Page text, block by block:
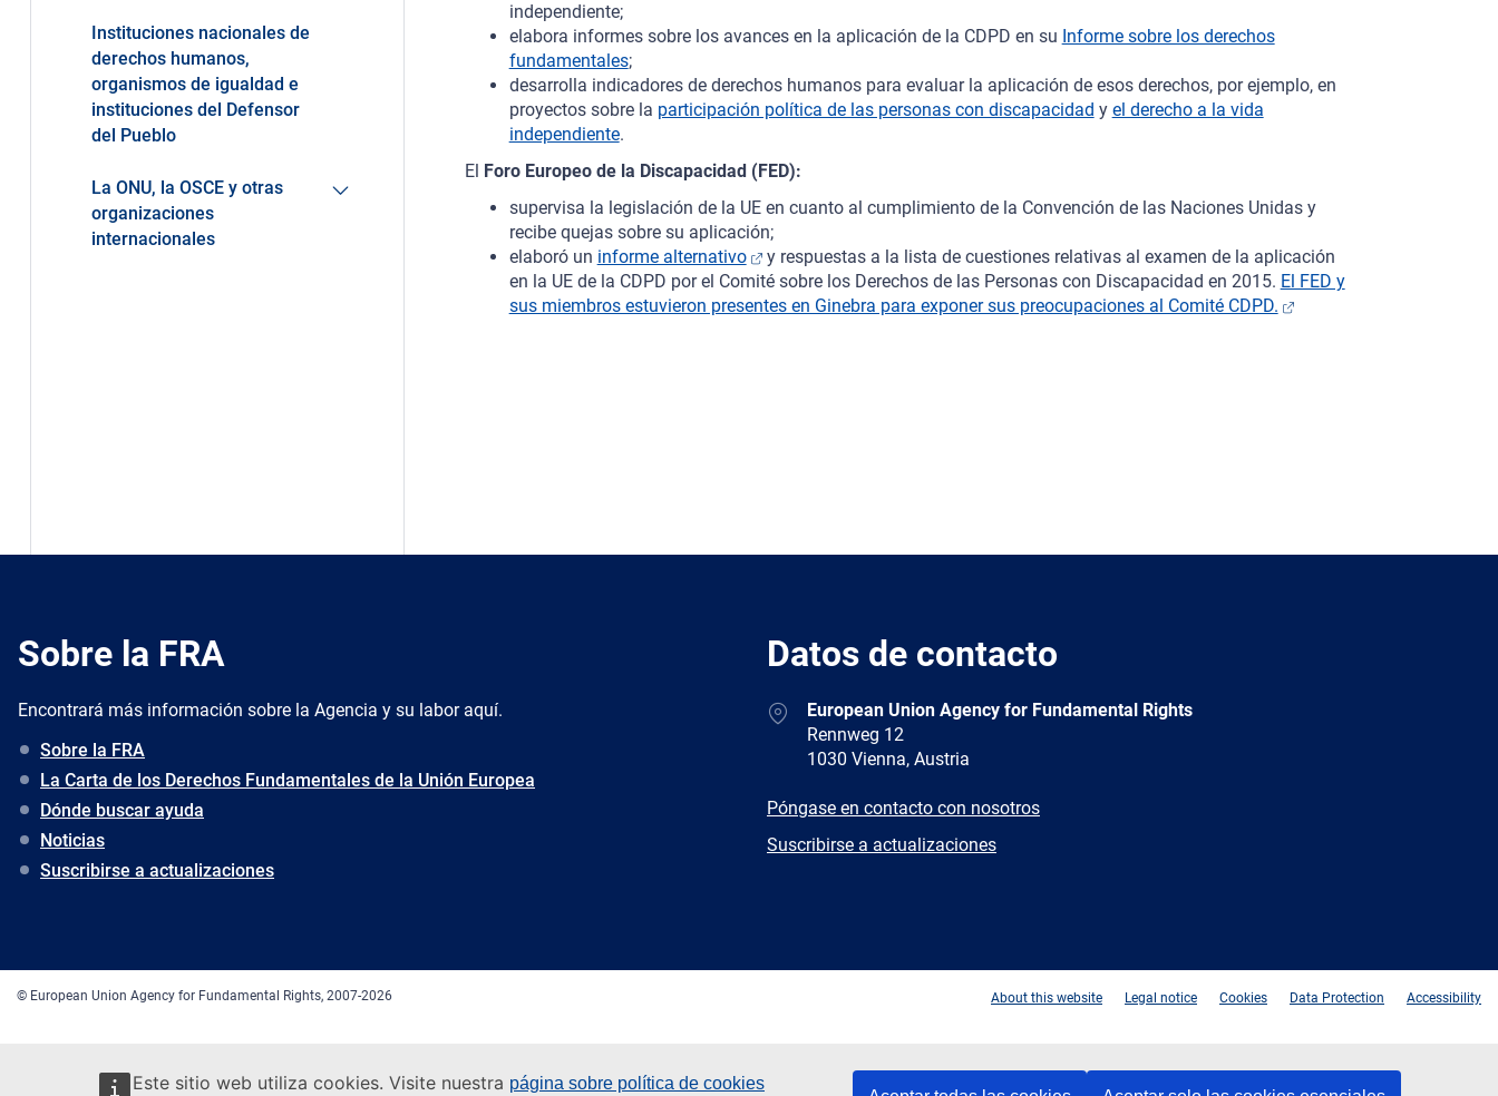
Este sitio web utiliza cookies. Visite nuestra página sobre política de cookies
independiente;
elabora informes sobre los avances en la aplicación de la CDPD en su Informe sobre los derechos
fundamentales;
desarrolla indicadores de derechos humanos para evaluar la aplicación de esos derechos, por ejemplo, en
proyectos sobre la participación política de las personas con discapacidad y el derecho a la vida
independiente.
El Foro Europeo de la Discapacidad (FED):
supervisa la legislación de la UE en cuanto al cumplimiento de la Convención de las Naciones Unidas y
recibe quejas sobre su aplicación;
elaboró un informe alternativo
y respuestas a la lista de cuestiones relativas al examen de la aplicación
en la UE de la CDPD por el Comité sobre los Derechos de las Personas con Discapacidad en 2015. El FED y
sus miembros estuvieron presentes en Ginebra para exponer sus preocupaciones al Comité CDPD.
Instituciones nacionales de
derechos humanos,
organismos de igualdad e
instituciones del Defensor
del Pueblo
La ONU, la OSCE y otras
organizaciones
internacionales
Sobre la FRA
Encontrará más información sobre la Agencia y su labor aquí.
Sobre la FRA
La Carta de los Derechos Fundamentales de la Unión Europea
Dónde buscar ayuda
Noticias
Suscribirse a actualizaciones
Datos de contacto
AddressEuropean Union Agency for Fundamental Rights
Rennweg 12
1030 Vienna, Austria
E-
Póngase en contacto con nosotros
Newsletter
Suscribirse a actualizaciones
© European Union Agency for Fundamental Rights, 2007-2026 About this website Legal notice Cookies Data Protection Accessibility